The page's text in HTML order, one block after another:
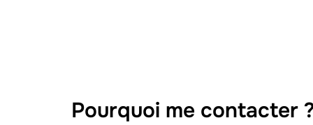
Pourquoi me contacter